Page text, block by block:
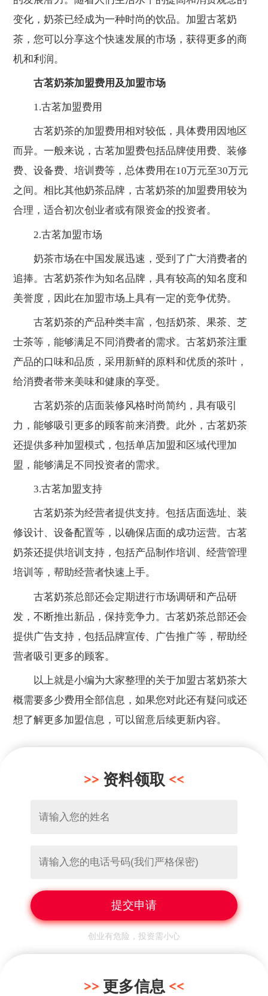
变化，奶茶已经成为一种时尚的饮品。加盟古茗奶
茶，您可以分享这个快速发展的市场，获得更多的商
机和利润。
古茗奶茶加盟费用及加盟市场
1.古茗加盟费用
古茗奶茶的加盟费用相对较低，具体费用因地区
而异。一般来说，古茗加盟费包括品牌使用费、装修
费、设备费、培训费等，总体费用在10万元至30万元
之间。相比其他奶茶品牌，古茗奶茶的加盟费用较为
合理，适合初次创业者或有限资金的投资者。
2.古茗加盟市场
奶茶市场在中国发展迅速，受到了广大消费者的
追捧。古茗奶茶作为知名品牌，具有较高的知名度和
美誉度，因此在加盟市场上具有一定的竞争优势。
古茗奶茶的产品种类丰富，包括奶茶、果茶、芝
士茶等，能够满足不同消费者的需求。古茗奶茶注重
产品的口味和品质，采用新鲜的原料和优质的茶叶，
给消费者带来美味和健康的享受。
古茗奶茶的店面装修风格时尚简约，具有吸引
力，能够吸引更多的顾客前来消费。此外，古茗奶茶
还提供多种加盟模式，包括单店加盟和区域代理加
盟，能够满足不同投资者的需求。
3.古茗加盟支持
古茗奶茶为经营者提供支持。包括店面选址、装
修设计、设备配置等，以确保店面的成功运营。古茗
奶茶还提供培训支持，包括产品制作培训、经营管理
培训等，帮助经营者快速上手。
古茗奶茶总部还会定期进行市场调研和产品研
发，不断推出新品，保持竞争力。古茗奶茶总部还会
提供广告支持，包括品牌宣传、广告推广等，帮助经
营者吸引更多的顾客。
以上就是小编为大家整理的关于加盟古茗奶茶大
概需要多少费用全部信息，如果您对此还有疑问或还
想了解更多加盟信息，可以留意后续更新内容。
资料领取
创业有危险，投资需小心
更多信息